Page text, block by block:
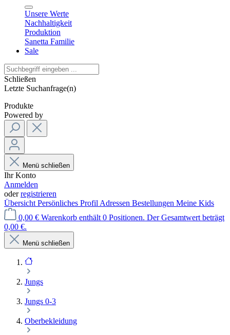
Unsere Werte
Nachhaltigkeit
Produktion
Sanetta Familie
Sale
Schließen
Letzte Suchanfrage(n)
Produkte
Powered by
Menü schließen
Ihr Konto
Anmelden
oderregistrieren
Übersicht Persönliches Profil Adressen Bestellungen Meine Kids
0,00 € Warenkorb enthält 0 Positionen. Der Gesamtwert beträgt
0,00 €.
Menü schließen
Jungs
Jungs 0-3
Oberbekleidung